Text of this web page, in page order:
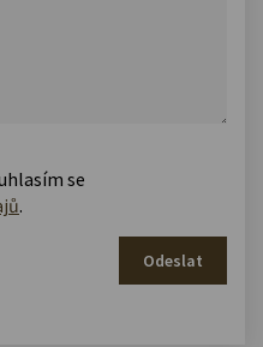
se
.
Odeslat